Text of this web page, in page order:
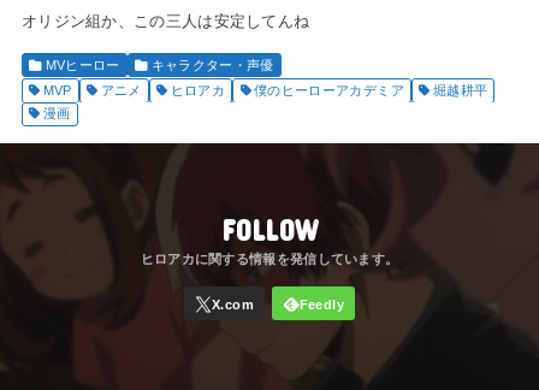
オリジン組か、この三人は安定してんね
MVヒーロー
キャラクター・声優
MVP
アニメ ヒロアカ 僕のヒーローアカデミア
堀越耕平
漫画
FOLLOW